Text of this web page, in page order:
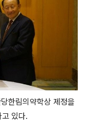
한림의약학상 제정을
있다.